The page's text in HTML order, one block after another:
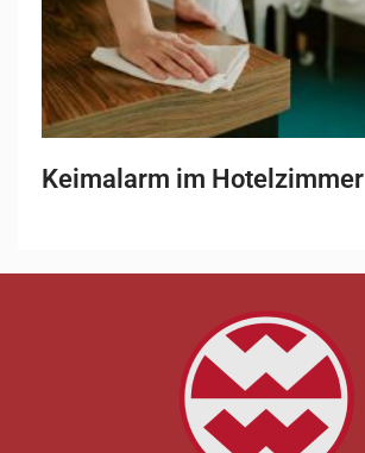
Keimalarm im Hotelzimmer